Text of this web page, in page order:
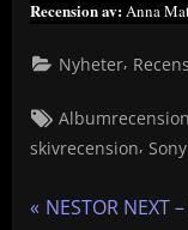
Recension av:Anna
Nyheter,
Tags:
skivrecension,
P
NESTOR NEXT